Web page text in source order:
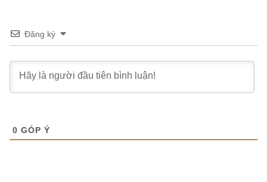
Đăng ký
0 GÓP Ý